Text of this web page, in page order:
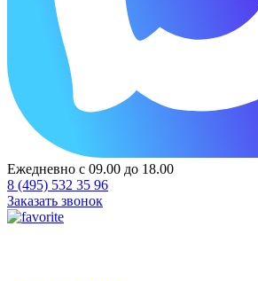
Ежедневно с 09.00 до 18.00
8 (495) 532 35 96
Заказать звонок